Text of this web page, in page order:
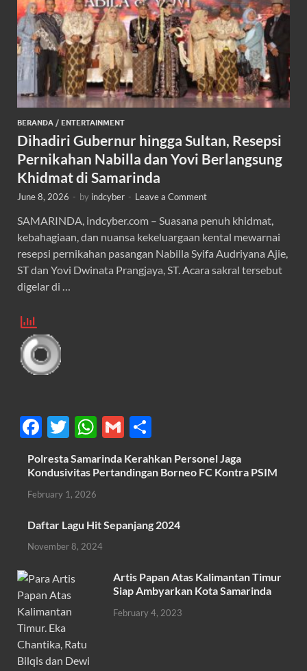
BERANDA / ENTERTAINMENT
Dihadiri Gubernur hingga Sultan, Resepsi
Pernikahan Nabilla dan Yovi Berlangsung
Khidmat di Samarinda
June 8, 2026 - by indcyber - Leave a Comment
SAMARINDA, indcyber.com – Suasana penuh khidmat,
kebahagiaan, dan nuansa kekeluargaan kental mewarnai
resepsi pernikahan pasangan Nabilla Syifa Audriyana Ajie,
ST dan Yovi Dwinata Prangjaya, ST. Acara sakral tersebut
digelar di …
F
ac
e
b
o
o
k
T
w
itt
er
W
h
at
A
p
p
G
m
ail
h
ar
Polresta Samarinda Kerahkan Personel Jaga
Kondusivitas Pertandingan Borneo FC Kontra PSIM
February 1, 2026
Daftar Lagu Hit Sepanjang 2024
November 8, 2024
Artis Papan Atas Kalimantan Timur
Siap Ambyarkan Kota Samarinda
February 4, 2023